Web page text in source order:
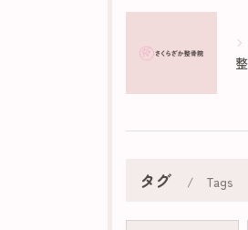
タグ Tags